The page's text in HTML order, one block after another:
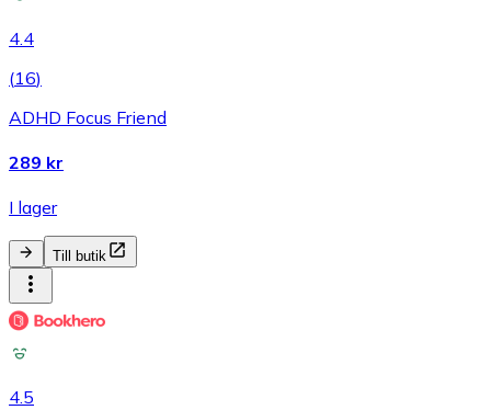
4.4
(16)
ADHD Focus Friend
289 kr
I lager
Till butik
4.5